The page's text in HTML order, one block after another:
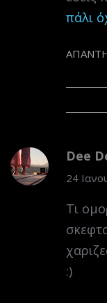
πάλι
Dee
24
Τι
:)